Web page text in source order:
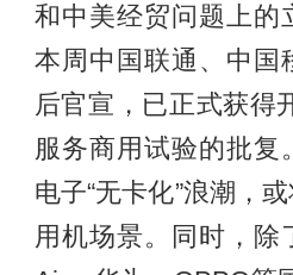
和中美经贸问题上的
本周中国联通、中国
后官宣，已正式获得
服务商用试验的批复
电子“无卡化”浪潮，
用机场景。同时，除